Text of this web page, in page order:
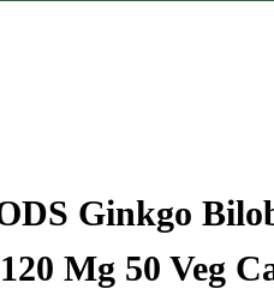
Ginkgo
Mg 50 Veg